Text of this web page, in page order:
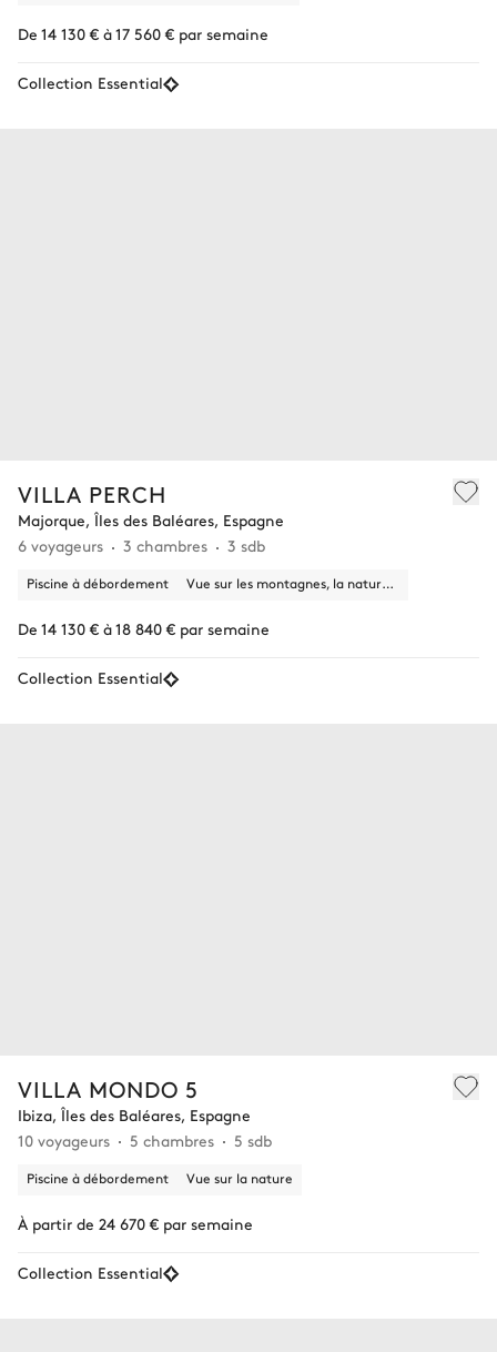
De 14 130 € à 17 560 € par semaine
Collection Essential
VILLA PERCH
Majorque, Îles des Baléares, Espagne
6 voyageurs
3 chambres 3 sdb
Piscine à débordement Vue sur les montagnes, la nature, la ville
De 14 130 € à 18 840 € par semaine
Collection Essential
VILLA MONDO 5
Ibiza, Îles des Baléares, Espagne
10 voyageurs
5 chambres 5 sdb
Piscine à débordement Vue sur la nature
À partir de 24 670 € par semaine
Collection Essential